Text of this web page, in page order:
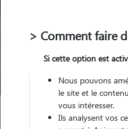
Pour
Trouver
Garde animaux France
> Comment faire
Si cette option est
Nous pouvons
le site et le
vous intéresser.
Ils analysent vos